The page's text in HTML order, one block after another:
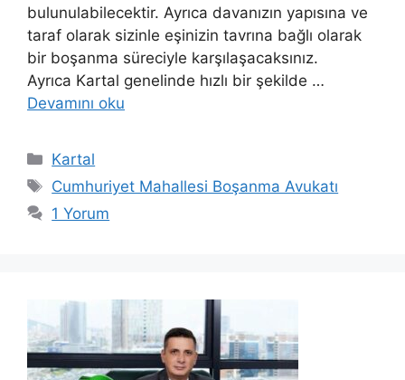
bulunulabilecektir. Ayrıca davanızın yapısına ve
taraf olarak sizinle eşinizin tavrına bağlı olarak
bir boşanma süreciyle karşılaşacaksınız.
Ayrıca Kartal genelinde hızlı bir şekilde …
Devamını oku
Kategoriler
Kartal
Etiketler
Cumhuriyet Mahallesi Boşanma Avukatı
1 Yorum